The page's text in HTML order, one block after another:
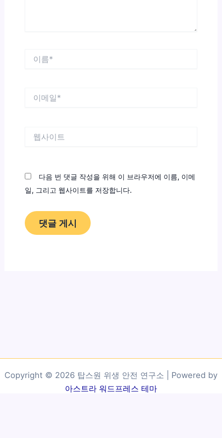
다음 번 댓글 작성을 위해 이 브라우저에 이름, 이메
일, 그리고 웹사이트를 저장합니다.
Copyright © 2026 탑스원 위생 안전 연구소 | Powered by
아스트라 워드프레스 테마